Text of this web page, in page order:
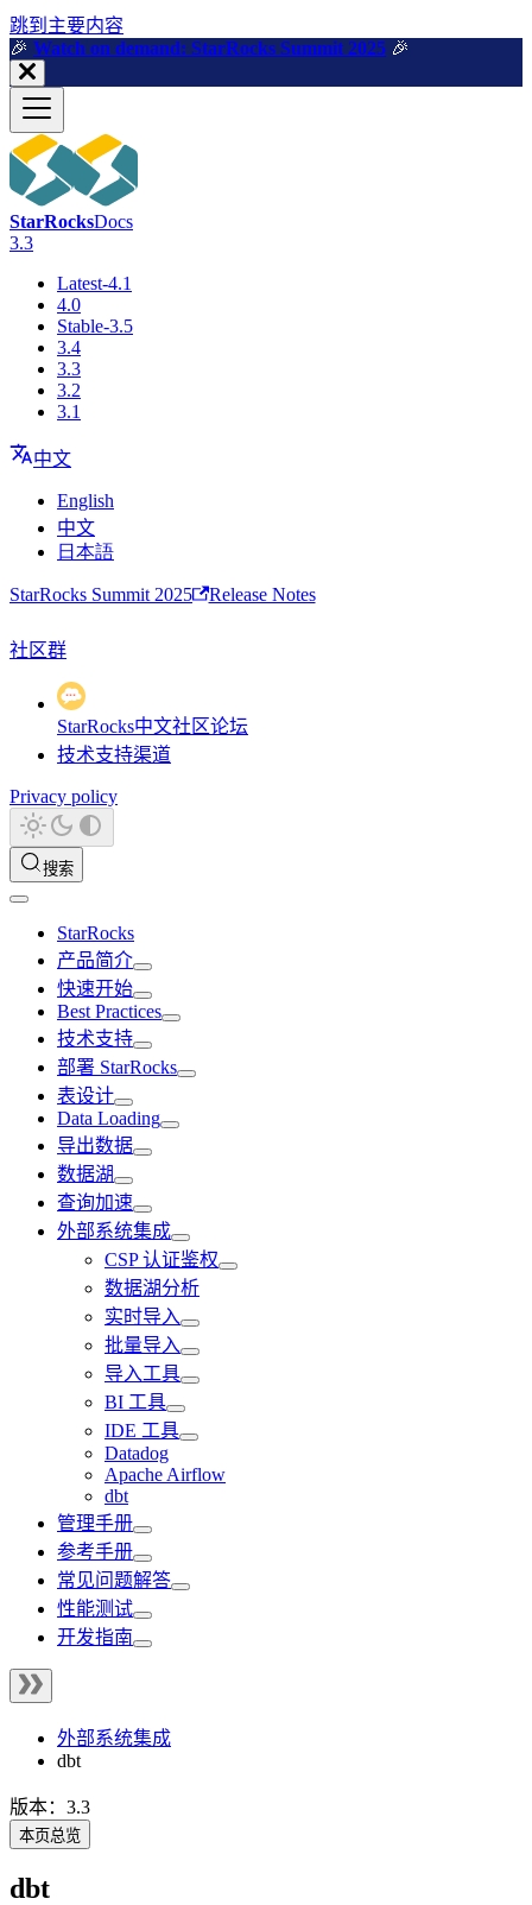
跳到主要内容
🎉️ Watch on demand: StarRocks Summit 2025 🎉️
StarRocksDocs
3.3
Latest-4.1
4.0
Stable-3.5
3.4
3.3
3.2
3.1
中文
English
中文
日本語
StarRocks Summit 2025 Release Notes
社区群
StarRocks中文社区论坛
技术支持渠道
Privacy policy
搜索
StarRocks
产品简介
快速开始
Best Practices
技术支持
部署 StarRocks
表设计
Data Loading
导出数据
数据湖
查询加速
外部系统集成
CSP 认证鉴权
数据湖分析
实时导入
批量导入
导入工具
BI 工具
IDE 工具
Datadog
Apache Airflow
dbt
管理手册
参考手册
常见问题解答
性能测试
开发指南
外部系统集成
dbt
版本：3.3
本页总览
dbt